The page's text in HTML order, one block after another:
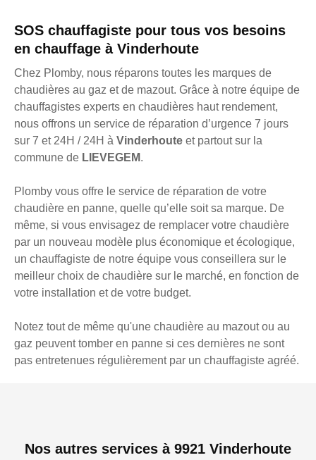
SOS chauffagiste pour tous vos besoins
en chauffage à Vinderhoute
Chez Plomby, nous réparons toutes les marques de
chaudières au gaz et de mazout. Grâce à notre équipe de
chauffagistes experts en chaudières haut rendement,
nous offrons un service de réparation d’urgence 7 jours
sur 7 et 24H / 24H à Vinderhoute et partout sur la
commune de LIEVEGEM.
Plomby vous offre le service de réparation de votre
chaudière en panne, quelle qu’elle soit sa marque. De
même, si vous envisagez de remplacer votre chaudière
par un nouveau modèle plus économique et écologique,
un chauffagiste de notre équipe vous conseillera sur le
meilleur choix de chaudière sur le marché, en fonction de
votre installation et de votre budget.
Notez tout de même qu'une chaudière au mazout ou au
gaz peuvent tomber en panne si ces dernières ne sont
pas entretenues régulièrement par un chauffagiste agréé.
Nos autres services à 9921 Vinderhoute